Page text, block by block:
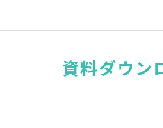
資料ダウン